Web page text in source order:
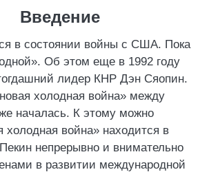
Введение
в состоянии войны с США. Пока
Об этом еще в 1992 году
лидер КНР Дэн Сяопин.
холодная война» между
началась. К этому можно
холодная война» находится в
непрерывно и внимательно
в развитии международной